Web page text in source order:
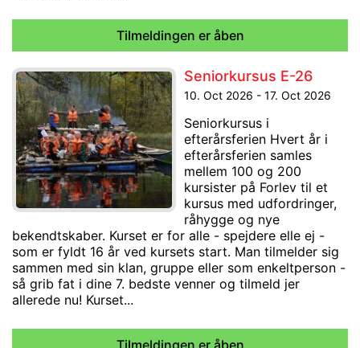
Tilmeldingen er åben
Seniorkursus E-26
10. Oct 2026 - 17. Oct 2026
Seniorkursus i
efterårsferien Hvert år i
efterårsferien samles
mellem 100 og 200
kursister på Forlev til et
kursus med udfordringer,
råhygge og nye
bekendtskaber. Kurset er for alle - spejdere elle ej -
som er fyldt 16 år ved kursets start. Man tilmelder sig
sammen med sin klan, gruppe eller som enkeltperson -
så grib fat i dine 7. bedste venner og tilmeld jer
allerede nu! Kurset...
Tilmeldingen er åben